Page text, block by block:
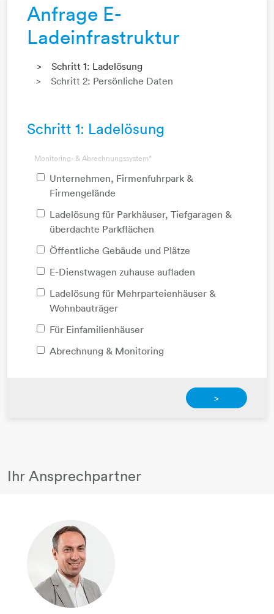
Anfrage E-
Ladeinfrastruktur
Schritt 1: Ladelösung
Schritt 2: Persönliche Daten
Schritt 1: Ladelösung
Monitoring- & Abrechnungssystem*
Unternehmen, Firmenfuhrpark &
Firmengelände
Ladelösung für Parkhäuser, Tiefgaragen &
überdachte Parkflächen
Öffentliche Gebäude und Plätze
E-Dienstwagen zuhause aufladen
Ladelösung für Mehrparteienhäuser &
Wohnbauträger
Für Einfamilienhäuser
Abrechnung & Monitoring
>
Ihr Ansprechpartner